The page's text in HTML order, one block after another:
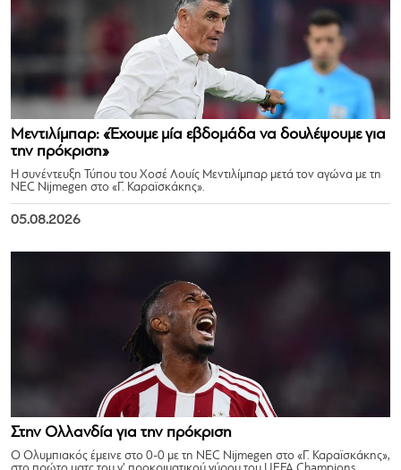
Μεντιλίμπαρ: «Έχουμε μία εβδομάδα να δουλέψουμε για
την πρόκριση»
Η συνέντευξη Τύπου του Χοσέ Λουίς Μεντιλίμπαρ μετά τον αγώνα με τη
NEC Nijmegen στο «Γ. Καραϊσκάκης».
05.08.2026
Στην Ολλανδία για την πρόκριση
Ο Ολυμπιακός έμεινε στο 0-0 με τη NEC Nijmegen στο «Γ. Καραϊσκάκης»,